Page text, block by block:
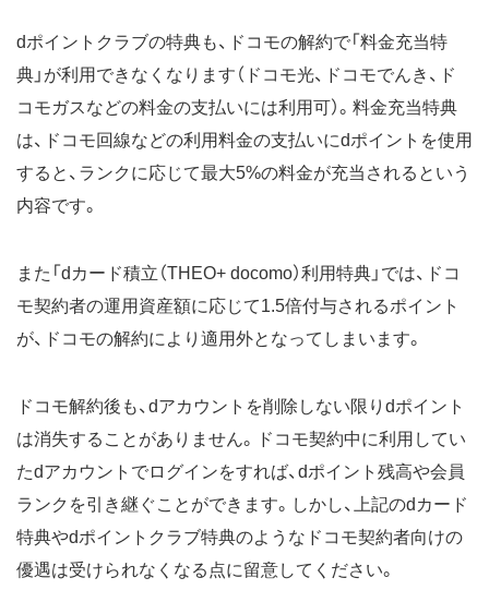
dポイントクラブの特典も、ドコモの解約で「料金充当特
典」が利用できなくなります（ドコモ光、ドコモでんき、ド
コモガスなどの料金の支払いには利用可）。料金充当特典
は、ドコモ回線などの利用料金の支払いにdポイントを使用
すると、ランクに応じて最大5%の料金が充当されるという
内容です。
また「dカード積立（THEO+ docomo）利用特典」では、ドコ
モ契約者の運用資産額に応じて1.5倍付与されるポイント
が、ドコモの解約により適用外となってしまいます。
ドコモ解約後も、dアカウントを削除しない限りdポイント
は消失することがありません。ドコモ契約中に利用してい
たdアカウントでログインをすれば、dポイント残高や会員
ランクを引き継ぐことができます。しかし、上記のdカード
特典やdポイントクラブ特典のようなドコモ契約者向けの
優遇は受けられなくなる点に留意してください。